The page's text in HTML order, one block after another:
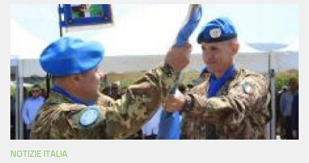
NOTIZIE ITALIA